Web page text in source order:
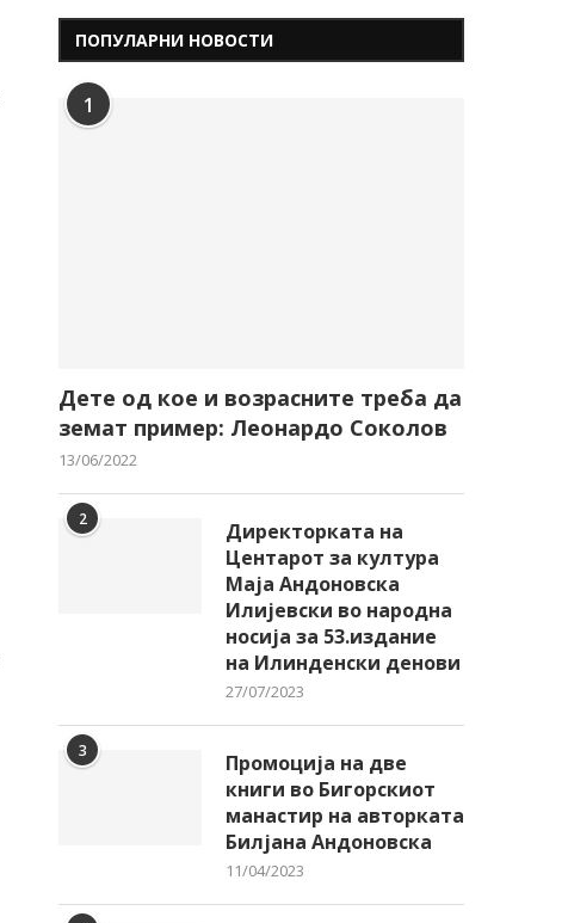
ПОПУЛАРНИ НОВОСТИ
1
Дете од кое и возрасните треба да
земат пример: Леонардо Соколов
13/06/2022
2
Директорката на
Центарот за култура
Маја Андоновска
Илијевски во народна
носија за 53.издание
на Илинденски денови
27/07/2023
3
Промоција на две
книги во Бигорскиот
манастир на авторката
Билјана Андоновска
11/04/2023